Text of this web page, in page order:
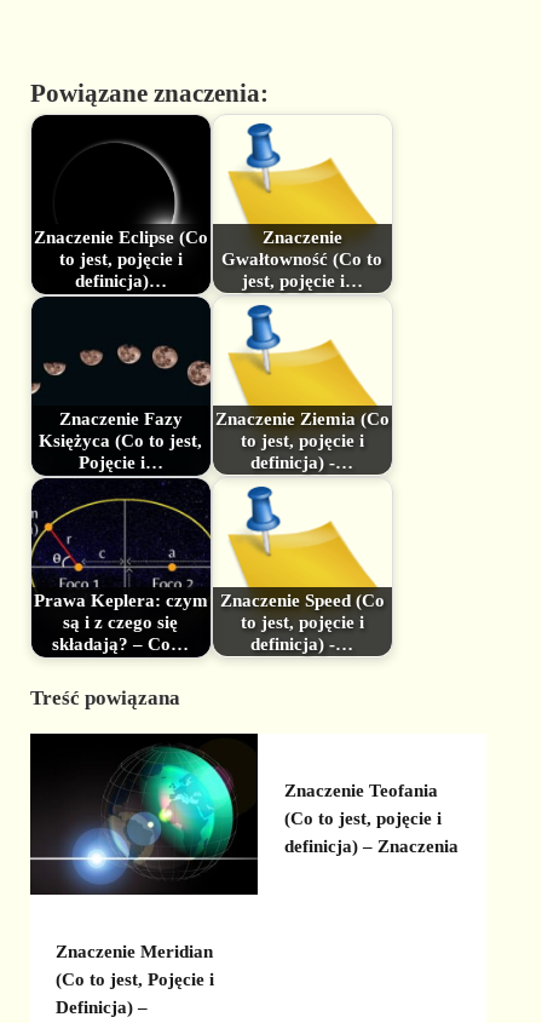
Powiązane znaczenia:
Znaczenie Eclipse (Co
to jest, pojęcie i
definicja)…
Znaczenie
Gwałtowność (Co to
jest, pojęcie i…
Znaczenie Fazy
Księżyca (Co to jest,
Pojęcie i…
Znaczenie Ziemia (Co
to jest, pojęcie i
definicja) -…
Prawa Keplera: czym
są i z czego się
składają? – Co…
Znaczenie Speed (Co
to jest, pojęcie i
definicja) -…
Treść powiązana
Znaczenie Meridian
(Co to jest, Pojęcie i
Definicja) –
Znaczenie Teofania
(Co to jest, pojęcie i
definicja) – Znaczenia